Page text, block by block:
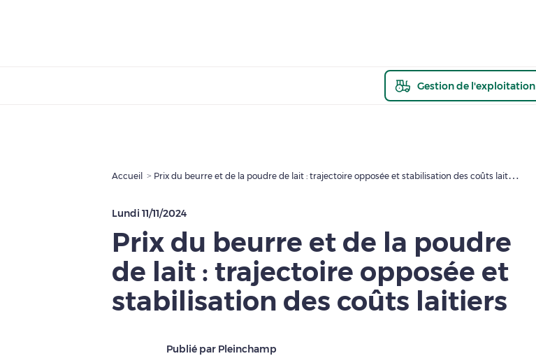
Gestion de l'exploitation
Accueil Prix du beurre et de la poudre de lait : trajectoire opposée et stabilisation des coûts laitiers
Lundi 11/11/2024
Prix du beurre et de la poudre
de lait : trajectoire opposée et
stabilisation des coûts laitiers
Publié par Pleinchamp